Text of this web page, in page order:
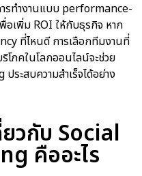
รทำงานแบบ performance-
อเพิ่ม ROI ให้กับธุรกิจ หาก
ที่ไหนดี การเลือกทีมงานที่
โภคในโลกออนไลน์จะช่วย
ะสบความสำเร็จได้อย่าง
วกับ Social
คืออะไร